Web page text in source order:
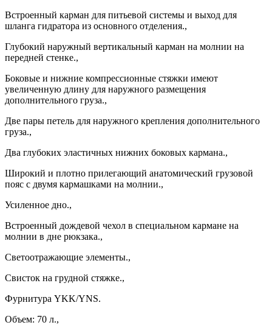
Встроенный карман для питьевой системы и выход для
шланга гидратора из основного отделения.,
Глубокий наружный вертикальный карман на молнии на
передней стенке.,
Боковые и нижние компрессионные стяжки имеют
увеличенную длину для наружного размещения
дополнительного груза.,
Две пары петель для наружного крепления дополнительного
груза.,
Два глубоких эластичных нижних боковых кармана.,
Широкий и плотно прилегающий анатомический грузовой
пояс с двумя кармашками на молнии.,
Усиленное дно.,
Встроенный дождевой чехол в специальном кармане на
молнии в дне рюкзака.,
Светоотражающие элементы.,
Свисток на грудной стяжке.,
Фурнитура YKK/YNS.
Объем: 70 л.,